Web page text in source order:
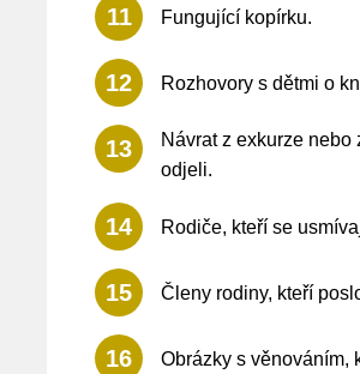
11 Fungující kopírku.
12 Rozhovory s dětmi o
13
Návrat z exkurze
odjeli.
14 Rodiče, kteří se
15 Členy rodiny, kteří
16 Obrázky s věnováním,